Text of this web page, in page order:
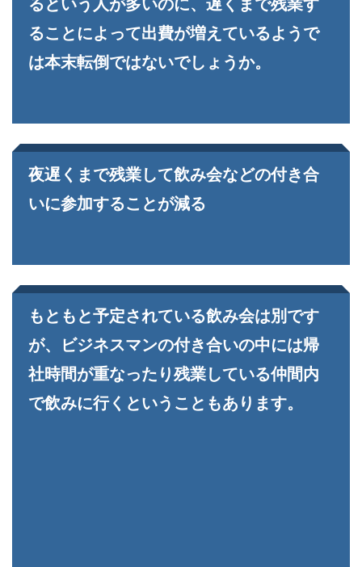
るという人が多いのに、遅くまで残業す
ることによって出費が増えているようで
は本末転倒ではないでしょうか。
夜遅くまで残業して飲み会などの付き合
いに参加することが減る
もともと予定されている飲み会は別です
が、ビジネスマンの付き合いの中には帰
社時間が重なったり残業している仲間内
で飲みに行くということもあります。